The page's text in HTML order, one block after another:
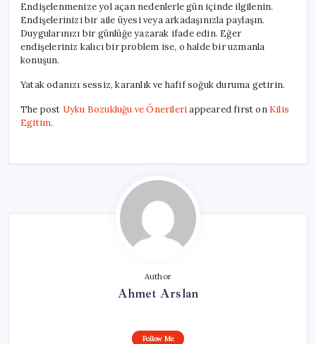
Endişelenmenize yol açan nedenlerle gün içinde ilgilenin.
Endişelerinizi bir aile üyesi veya arkadaşınızla paylaşın.
Duygularınızı bir günlüğe yazarak ifade edin. Eğer
endişeleriniz kalıcı bir problem ise, o halde bir uzmanla
konuşun.
Yatak odanızı sessiz, karanlık ve hafif soğuk duruma getirin.
The post Uyku Bozukluğu ve Önerileriappeared first on Kilis
Egitim.
Author
Ahmet Arslan
Follow Me